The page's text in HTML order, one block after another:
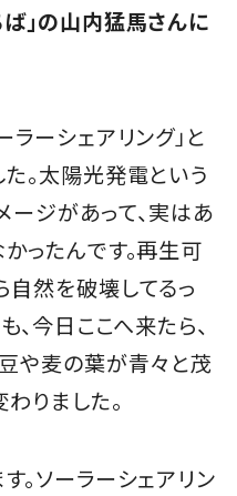
」の山内猛馬さんに
ラーシェアリング」と
。太陽光発電という
ージがあって、実はあ
ったんです。再生可
然を破壊してるっ
、今日ここへ来たら、
や麦の葉が青々と茂
りました。
。ソーラーシェアリン